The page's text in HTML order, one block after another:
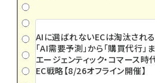
AIに選ばれないECは淘汰される
「AI需要予測」から「購買代行」
エージェンティック・コマース時
EC戦略【8/26オフライン開催】